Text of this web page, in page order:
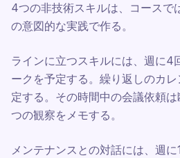
4つの非技術スキルは、コースで
の意図的な実践で作る。
ラインに立つスキルには、週に4
ークを予定する。繰り返しのカ
定する。その時間中の会議依頼
つの観察をメモする。
メンテナンスとの対話には、週